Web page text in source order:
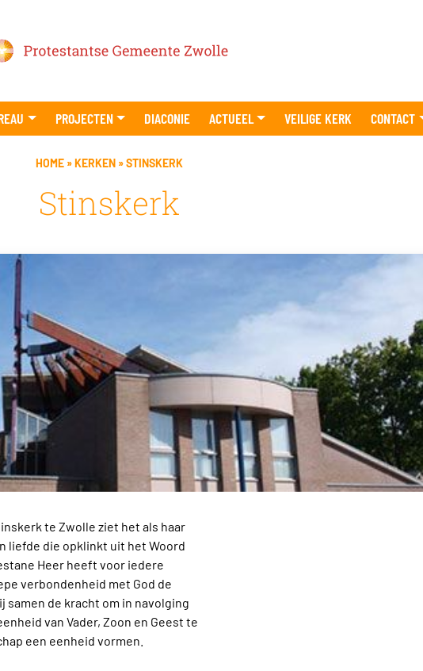
PROJECTEN DIACONIE ACTUEEL VEILIGE KERK CONTACT
HOME »KERKEN »STINSKERK
Stinskerk
te Zwolle ziet het als haar
liefde die opklinkt uit het Woord
Heer heeft voor iedere
verbondenheid met God de
samen de kracht om in navolging
van Vader, Zoon en Geest te
een eenheid vormen.